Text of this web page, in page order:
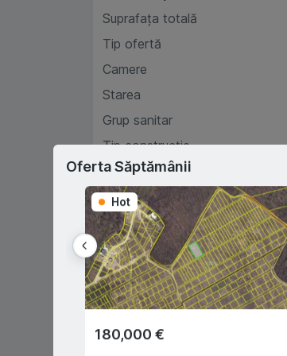
Suprafața totală
Tip ofertă
Camere
Starea
Grup sanitar
Tip construcție
Prima rată 15%
Oferta Săptămânii
Hot
180,000 €